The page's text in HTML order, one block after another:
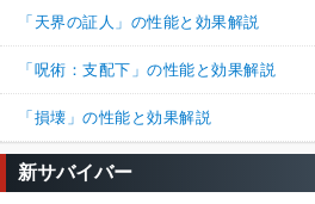
「天界の証人」の性能と効果解説
「呪術：支配下」の性能と効果解説
「損壊」の性能と効果解説
新サバイバー